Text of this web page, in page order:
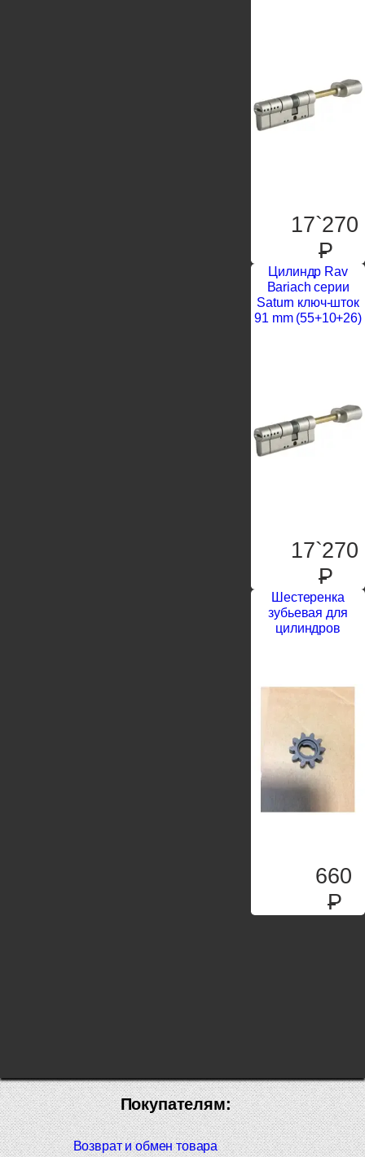
17`270
P
Цилиндр Rav
Bariach серии
Saturn ключ-шток
91 mm (55+10+26)
17`270
P
Шестеренка
зубьевая для
цилиндров
660
P
Покупателям:
Возврат и обмен товара